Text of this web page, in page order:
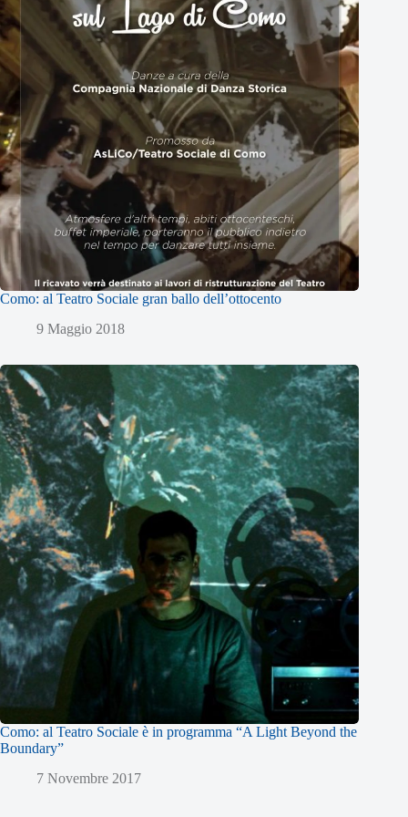
Como: al Teatro Sociale gran ballo dell’ottocento
9 Maggio 2018
Como: al Teatro Sociale è in programma “A Light Beyond the
Boundary”
7 Novembre 2017